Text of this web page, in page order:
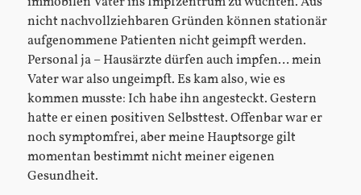
nicht nachvollziehbaren Gründen können stationär
aufgenommene Patienten nicht geimpft werden.
Personal ja – Hausärzte dürfen auch impfen… mein
Vater war also ungeimpft. Es kam also, wie es
kommen musste: Ich habe ihn angesteckt. Gestern
hatte er einen positiven Selbsttest. Offenbar war er
noch symptomfrei, aber meine Hauptsorge gilt
momentan bestimmt nicht meiner eigenen
Gesundheit.